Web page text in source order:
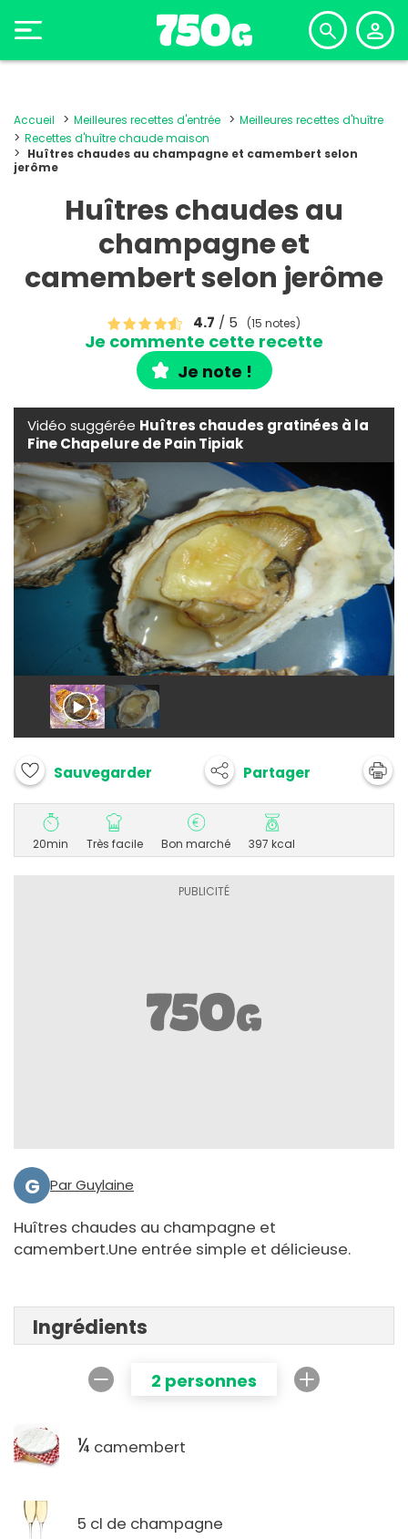
Accueil Meilleures recettes d'entrée
Meilleures recettes d'huître
Recettes d'huître chaude maison
Huîtres chaudes au champagne et camembert selon
jerôme
Huîtres chaudes au
champagne et
camembert selon jerôme
4.7 / 5 (15 notes)
Je commente cette recette
Je note !
Vidéo suggérée Huîtres chaudes gratinées à la
Fine Chapelure de Pain Tipiak
Sauvegarder Partager
20min Très facile Bon marché 397 kcal
G Par Guylaine
Huîtres chaudes au champagne et
camembert.Une entrée simple et délicieuse.
Ingrédients
2 personnes
¼ camembert
5 cl de champagne